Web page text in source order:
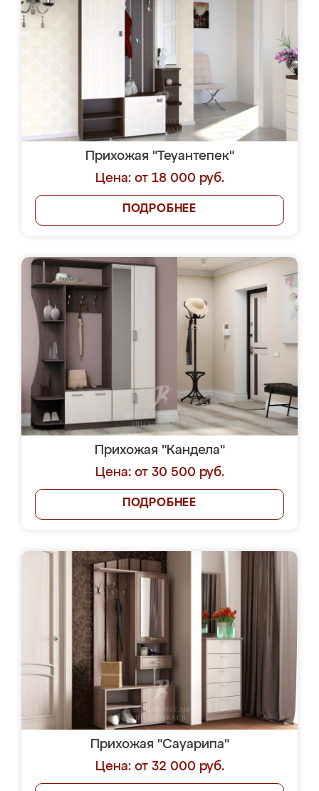
Прихожая "Теуантепек"
Цена: от 18 000 руб.
ПОДРОБНЕЕ
Прихожая "Кандела"
Цена: от 30 500 руб.
ПОДРОБНЕЕ
Прихожая "Сауарипа"
Цена: от 32 000 руб.